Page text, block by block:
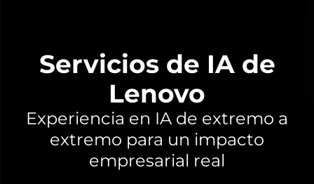
Servicios de IA de
Lenovo
Experiencia en IA de extremo a
extremo para un impacto
empresarial real